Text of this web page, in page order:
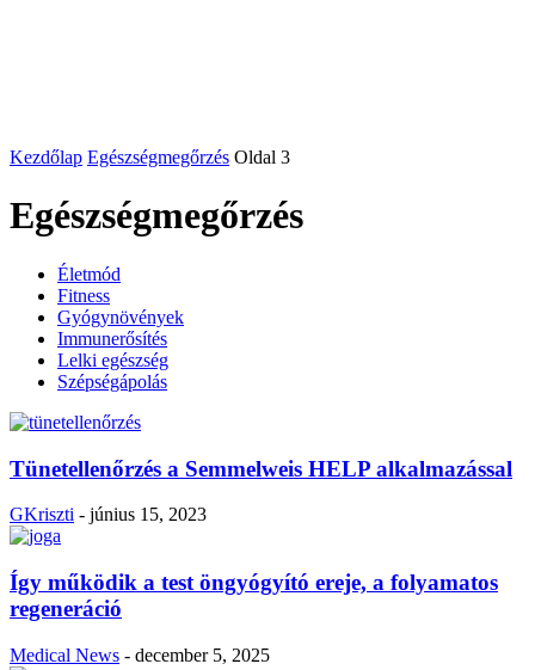
Kezdőlap Egészségmegőrzés Oldal 3
Egészségmegőrzés
Életmód
Fitness
Gyógynövények
Immunerősítés
Lelki egészség
Szépségápolás
Tünetellenőrzés a Semmelweis HELP alkalmazással
GKriszti - június 15, 2023
Így működik a test öngyógyító ereje, a folyamatos
regeneráció
Medical News - december 5, 2025